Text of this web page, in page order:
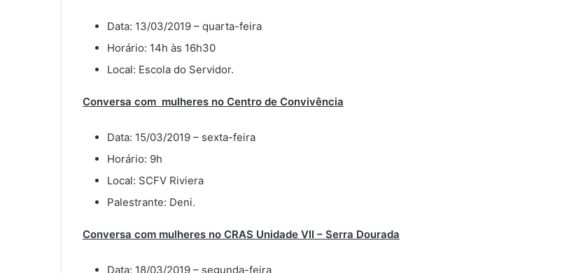
Data: 13/03/2019 – quarta-feira
Horário: 14h às 16h30
Local: Escola do Servidor.
Conversa com mulheres no Centro de Convivência
Data: 15/03/2019 – sexta-feira
Horário: 9h
Local: SCFV Riviera
Palestrante: Deni.
Conversa com mulheres no CRAS Unidade VII – Serra Dourada
Data: 18/03/2019 – segunda-feira